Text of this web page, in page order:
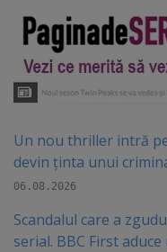
Un nou thriller intră
devin ținta unui
06.08.2026
Scandalul care a
serial. BBC First